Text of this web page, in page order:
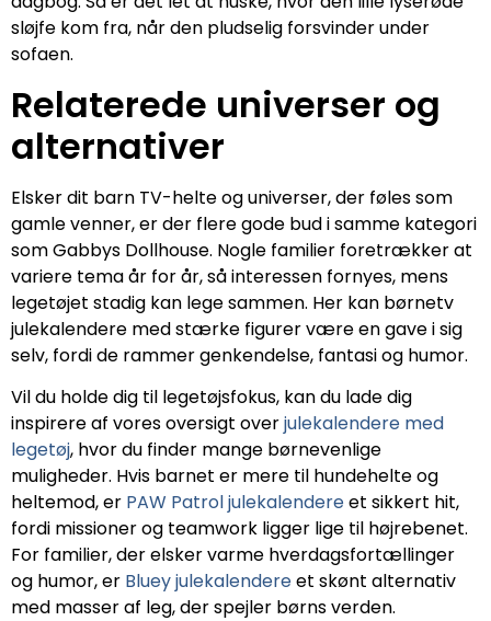
sløjfe kom fra, når den pludselig forsvinder under
sofaen.
Relaterede universer og
alternativer
Elsker dit barn TV-helte og universer, der føles som
gamle venner, er der flere gode bud i samme kategori
som Gabbys Dollhouse. Nogle familier foretrækker at
variere tema år for år, så interessen fornyes, mens
legetøjet stadig kan lege sammen. Her kan børnetv
julekalendere med stærke figurer være en gave i sig
selv, fordi de rammer genkendelse, fantasi og humor.
Vil du holde dig til legetøjsfokus, kan du lade dig
inspirere af vores oversigt overjulekalendere med
legetøj, hvor du finder mange børnevenlige
muligheder. Hvis barnet er mere til hundehelte og
heltemod, er PAW Patrol julekalendereet sikkert hit,
fordi missioner og teamwork ligger lige til højrebenet.
For familier, der elsker varme hverdagsfortællinger
og humor, er Bluey julekalendereet skønt alternativ
med masser af leg, der spejler børns verden.